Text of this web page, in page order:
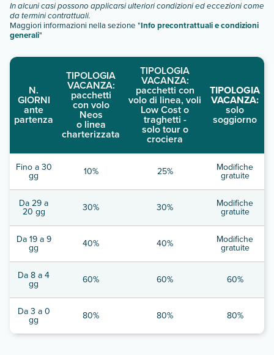
In alcuni casi possono applicarsi ulteriori condizioni ed eccezioni come
da termini contrattuali.
Maggiori informazioni nella sezione "Info precontrattuali e condizioni
generali"
N.
GIORNI
ante
partenza
TIPOLOGIA
VACANZA:
pacchetti
con volo
Neos
o linea
charterizzata
TIPOLOGIA
VACANZA:
pacchetti con
volo di linea, voli
Low Cost o
traghetti -
solo tour o
crociera
TIPOLOGIA
VACANZA:
solo
soggiorno
Fino a 30
gg 10% 25% Modifiche
gratuite
Da 29 a
20 gg 30% 30% Modifiche
gratuite
Da 19 a 9
gg 40% 40% Modifiche
gratuite
Da 8 a 4
gg 60% 60% 60%
Da 3 a 0
gg 80% 80% 80%